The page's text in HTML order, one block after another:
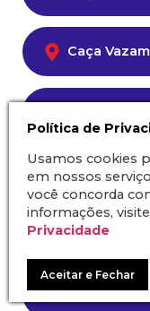
Caça
Caça
Caça
Caça
Política de
Usamos cookies
em nossos
você concorda
informações,
Privacidade
Aceitar e Fechar